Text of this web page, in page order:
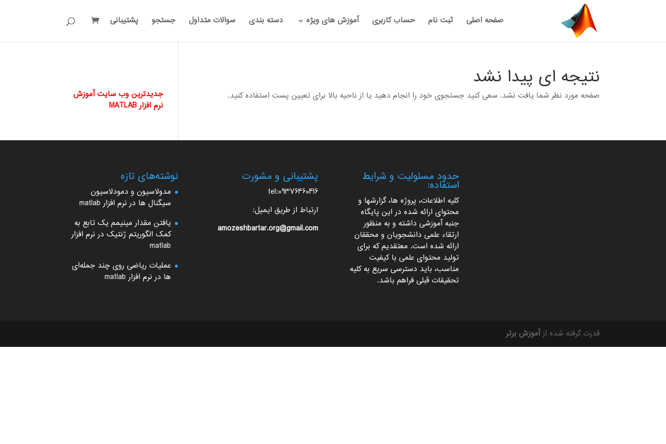
صفحه اصلی ثبت نام حساب کاربری آموزش های ویژه دسته بندی سوالات متداول جستجو پشتیبانی
نتیجه ای پیدا نشد
صفحه مورد نظر شما یافت نشد. سعی کنید جستجوی خود را انجام دهید یا از ناحیه بالا برای تعیین پست استفاده کنید.
جدیدترین وب سایت آموزش
نرم افزار MATLAB
نوشته‌های تازه
مدولاسیون و دمودلاسیون
سیگنال ها در نرم افزار matlab
یافتن مقدار مینیمم یک تابع به
کمک الگوریتم ژنتیک در نرم افزار
matlab
عملیات ریاضی روی چند جمله‌ای
ها در نرم افزار matlab
پشتیبانی و مشورت
tel:09376460416
ارتباط از طریق ایمیل:
amozeshbartar.org@gmail.com
حدود مسئولیت و شرایط
استفاده:
کلیه اطلاعات، پروژه ها، گزارشها و
محتوای ارائه شده در این پایگاه
جنبه آموزشی داشته و به منظور
ارتقاء علمی دانشجویان و محققان
ارائه شده است. معتقدیم که برای
تولید محتوای علمی با کیفیت
مناسب، باید دسترسی سریع به کلیه
تحقیقات قبلی فراهم باشد.
قدرت گرفته شده ازآموزش برتر